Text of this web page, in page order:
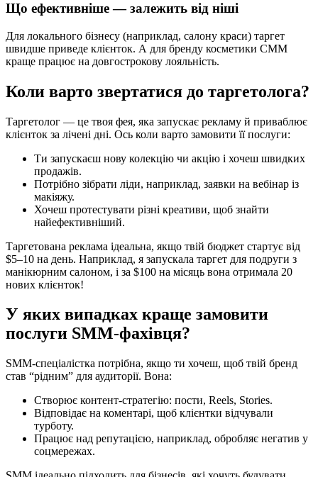
Що ефективніше — залежить від ніші
Для локального бізнесу (наприклад, салону краси) таргет
швидше приведе клієнток. А для бренду косметики СММ
краще працює на довгострокову лояльність.
Коли варто звертатися до таргетолога?
Таргетолог — це твоя фея, яка запускає рекламу й приваблює
клієнток за лічені дні. Ось коли варто замовити її послуги:
Ти запускаєш нову колекцію чи акцію і хочеш швидких
продажів.
Потрібно зібрати ліди, наприклад, заявки на вебінар із
макіяжу.
Хочеш протестувати різні креативи, щоб знайти
найефективніший.
Таргетована реклама ідеальна, якщо твій бюджет стартує від
$5–10 на день. Наприклад, я запускала таргет для подруги з
манікюрним салоном, і за $100 на місяць вона отримала 20
нових клієнток!
У яких випадках краще замовити
послуги SMM-фахівця?
SMM-спеціалістка потрібна, якщо ти хочеш, щоб твій бренд
став “рідним” для аудиторії. Вона:
Створює контент-стратегію: пости, Reels, Stories.
Відповідає на коментарі, щоб клієнтки відчували
турботу.
Працює над репутацією, наприклад, обробляє негатив у
соцмережах.